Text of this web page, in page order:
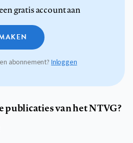
gratis account aan
abonnement? Inloggen
publicaties van het NTVG?